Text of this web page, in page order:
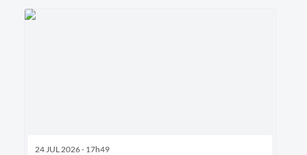
24 JUL 2026 - 17h49